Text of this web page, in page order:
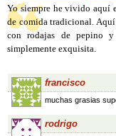
Yo siempre he vivido aquí
de comida tradicional. Aquí
con rodajas de pepino
simplemente exquisita.
francisco
muchas grasias
rodrigo